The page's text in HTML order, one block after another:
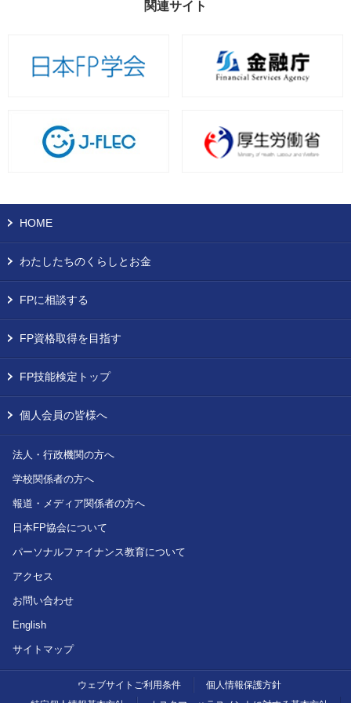
関連サイト
HOME
わたしたちのくらしとお金
FPに相談する
FP資格取得を目指す
FP技能検定トップ
個人会員の皆様へ
法人・行政機関の方へ
学校関係者の方へ
報道・メディア関係者の方へ
日本FP協会について
パーソナルファイナンス教育について
アクセス
お問い合わせ
English
サイトマップ
ウェブサイトご利用条件
個人情報保護方針